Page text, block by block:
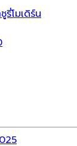
รี่โมเดิร์น